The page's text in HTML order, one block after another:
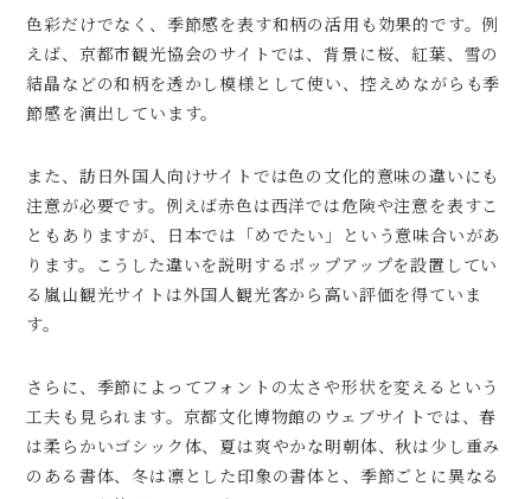
色彩だけでなく、季節感を表す和柄の活用も効果的です。例
えば、京都市観光協会のサイトでは、背景に桜、紅葉、雪の
結晶などの和柄を透かし模様として使い、控えめながらも季
節感を演出しています。
また、訪日外国人向けサイトでは色の文化的意味の違いにも
注意が必要です。例えば赤色は西洋では危険や注意を表すこ
ともありますが、日本では「めでたい」という意味合いがあ
ります。こうした違いを説明するポップアップを設置してい
る嵐山観光サイトは外国人観光客から高い評価を得ていま
す。
さらに、季節によってフォントの太さや形状を変えるという
工夫も見られます。京都文化博物館のウェブサイトでは、春
は柔らかいゴシック体、夏は爽やかな明朝体、秋は少し重み
のある書体、冬は凛とした印象の書体と、季節ごとに異なる